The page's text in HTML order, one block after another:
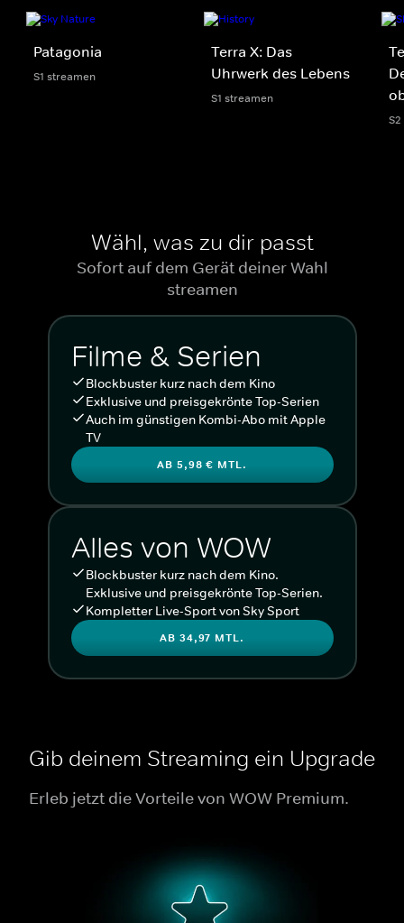
Patagonia
S1 streamen
Terra X: Das
Uhrwerk des Lebens
S1 streamen
Wähl, was zu dir passt
Sofort auf dem Gerät deiner Wahl
streamen
Filme & Serien
Blockbuster kurz nach dem Kino
Exklusive und preisgekrönte Top-Serien
Auch im günstigen Kombi-Abo mit Apple
TV
AB 5,98 € MTL.
Alles von WOW
Blockbuster kurz nach dem Kino.
Exklusive und preisgekrönte Top-Serien.
Kompletter Live-Sport von Sky Sport
AB 34,97 MTL.
Gib deinem Streaming ein Upgrade
Erleb jetzt die Vorteile von WOW Premium.